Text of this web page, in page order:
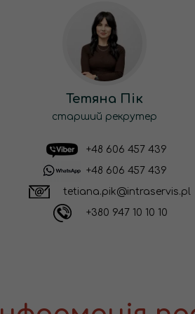
Тетяна Пік
старший рекрутер
+48 606 457 439
+48 606 457 439
tetiana.pik@intraservis.pl
+380 947 10 10 10